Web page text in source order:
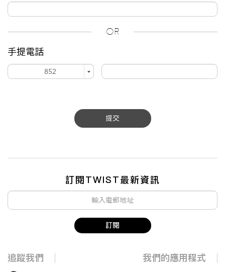
OR
手提電話
提交
訂閱TWIST最新資訊
訂閱
追蹤我們 我們的應用程式